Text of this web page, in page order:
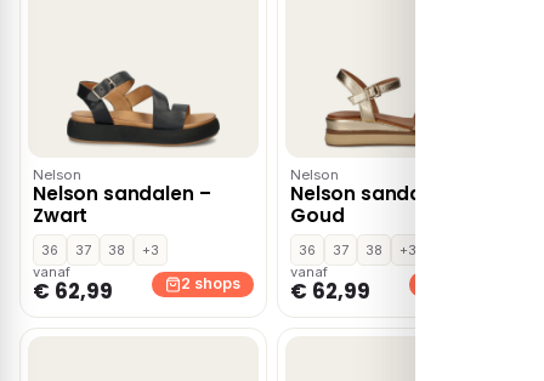
Nelson
Nelson sandalen –
Zwart
36 37 38
+3
vanaf
€ 62,99 2 shops
Nelson
Nelson sandalen –
Goud
36 37 38
+3
vanaf
€ 62,99